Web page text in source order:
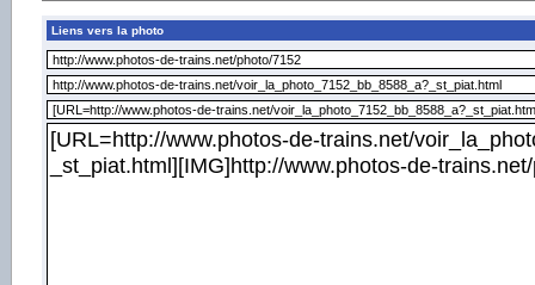
Liens vers la photo